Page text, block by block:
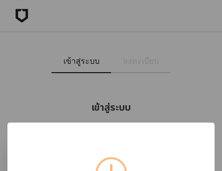
เข้าสู่ระบบ
เข้าสู่ระบบ
เข้าสู่ระบบด้วย Google